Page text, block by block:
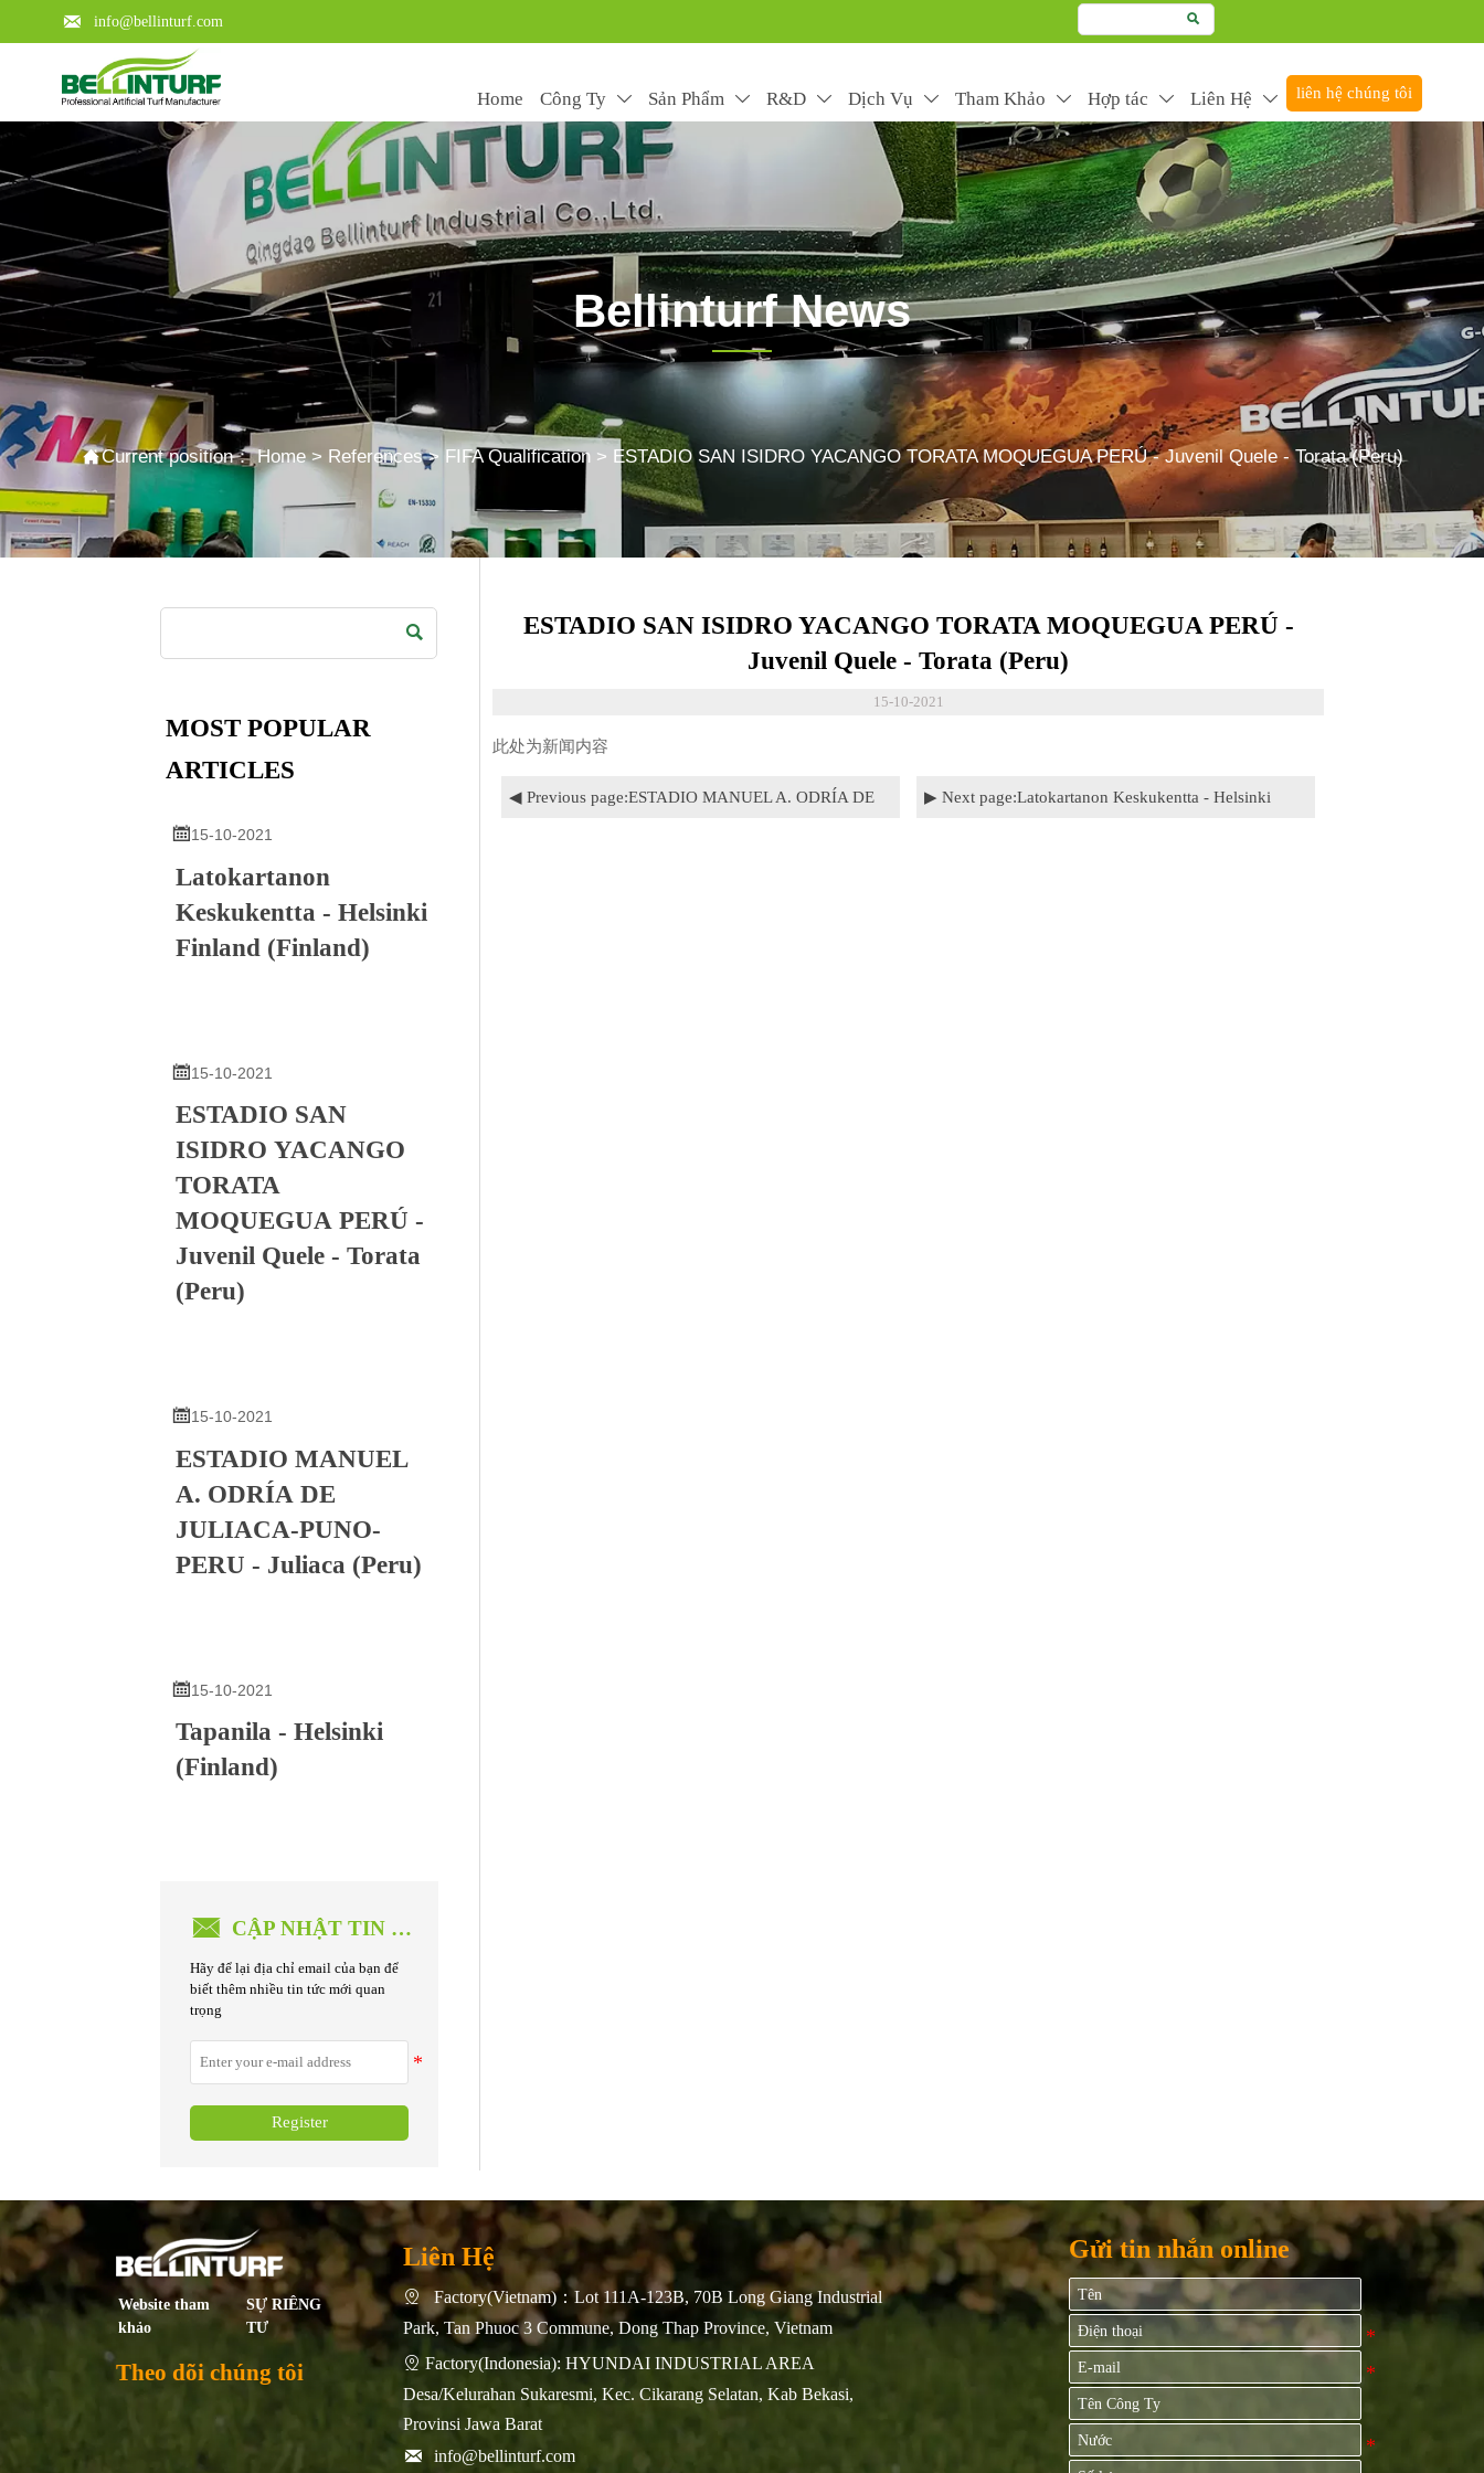
 info@bellinturf.com 
Home Công Ty  Sản Phẩm  R&D  Dịch Vụ  Tham Khảo  Hợp tác  Liên Hệ  liên hệ chúng tôi
Bellinturf News
Learn about the key points of artificial grass installation and maintenance, and use the product better to create more value
Current position：Home> References> FIFA Qualification > ESTADIO SAN ISIDRO YACANGO TORATA MOQUEGUA PERÚ - Juvenil Quele - Torata (Peru)

MOST POPULAR
ARTICLES
15-10-2021
Latokartanon
Keskukentta - Helsinki
Finland (Finland)
15-10-2021
ESTADIO SAN
ISIDRO YACANGO
TORATA
MOQUEGUA PERÚ -
Juvenil Quele - Torata
(Peru)
15-10-2021
ESTADIO MANUEL
A. ODRÍA DE
JULIACA-PUNO-
PERU - Juliaca (Peru)
15-10-2021
Tapanila - Helsinki
(Finland)
 CẬP NHẬT TIN TỨC MỚI
Hãy để lại địa chỉ email của bạn để
biết thêm nhiều tin tức mới quan
trọng
Register
ESTADIO SAN ISIDRO YACANGO TORATA MOQUEGUA PERÚ -
Juvenil Quele - Torata (Peru)
15-10-2021
此处为新闻内容
◀ Previous page:ESTADIO MANUEL A. ODRÍA DE
▶ Next page:Latokartanon Keskukentta - Helsinki
Website tham
khảo
SỰ RIÊNG
TƯ
Theo dõi chúng tôi
Liên Hệ
 Factory(Vietnam)：Lot 111A-123B, 70B Long Giang Industrial
Park, Tan Phuoc 3 Commune, Dong Thap Province, Vietnam
 Factory(Indonesia): HYUNDAI INDUSTRIAL AREA
Desa/Kelurahan Sukaresmi, Kec. Cikarang Selatan, Kab Bekasi,
Provinsi Jawa Barat
 info@bellinturf.com
Gửi tin nhắn online